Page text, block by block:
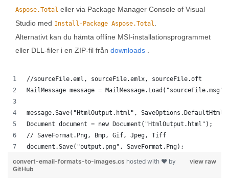
Aspose.Total eller via Package Manager Console of Visual
Studio med Install-Package Aspose.Total
Alternativt kan du hämta offline MSI-installationsprogrammet
eller DLL-filer i en ZIP-fil från downloads
//sourceFile.eml, sourceFile.emlx, sourceFile.oft
MailMessage message =
message.Save("HtmlOutput.html",
Document document = new Document("HtmlOutput.html");
// SaveFormat.Png, Bmp, Gif, Jpeg, Tiff
document.Save("output.png", SaveFormat.Png);
view raw
convert-email-formats-to-images.cs hosted with ❤ by
GitHub